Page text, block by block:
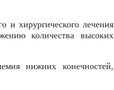
и хирургического лечения
количества высоких
нижних конечностей,